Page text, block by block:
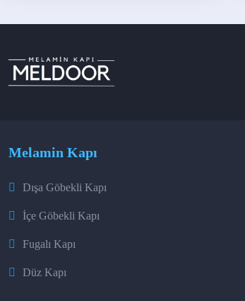
Melamin Kapı
Dışa Göbekli Kapı
İçe Göbekli Kapı
Fugalı Kapı
Düz Kapı